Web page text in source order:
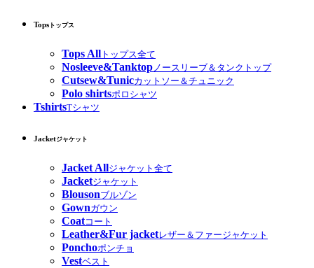
Tops トップス
Tops All トップス全て
Nosleeve&Tanktopノースリーブ＆タンクトップ
Cutsew&Tunicカットソー＆チュニック
Polo shirtsポロシャツ
TshirtsTシャツ
Jacketジャケット
Jacket Allジャケット全て
Jacketジャケット
Blousonブルゾン
Gownガウン
Coatコート
Leather&Fur jacketレザー＆ファージャケット
Ponchoポンチョ
Vestベスト